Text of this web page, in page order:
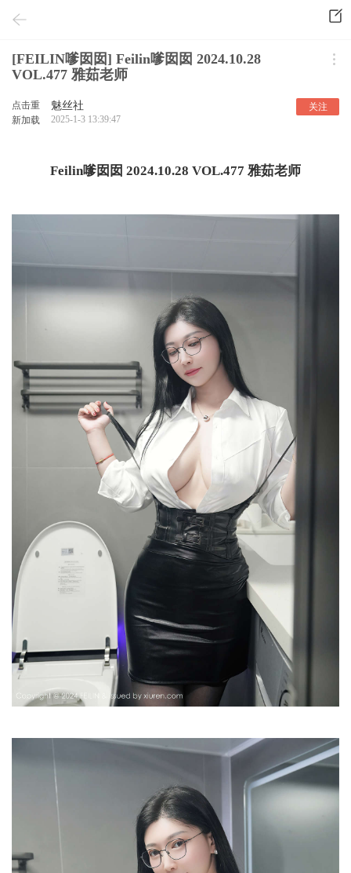
[FEILIN嗲囡囡] Feilin嗲囡囡 2024.10.28
VOL.477 雅茹老师
点击重
新加载
魅丝社
2025-1-3 13:39:47
关注
Feilin嗲囡囡 2024.10.28 VOL.477 雅茹老师